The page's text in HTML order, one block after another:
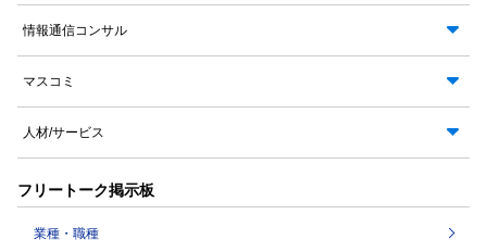
情報通信コンサル
マスコミ
人材/サービス
フリートーク掲示板
業種・職種